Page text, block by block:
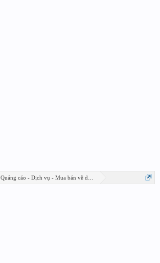
Quảng cáo - Dịch vụ - Mua bán về design